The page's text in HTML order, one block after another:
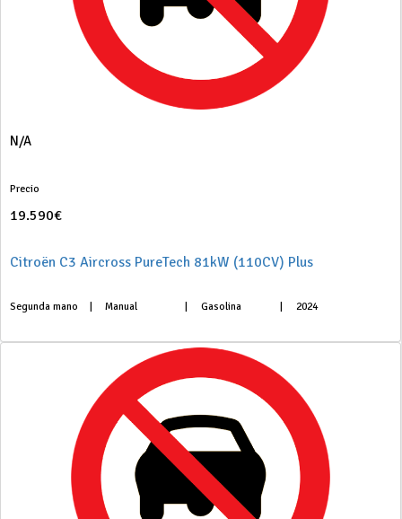
N/A
Precio
19.590€
Citroën C3 Aircross PureTech 81kW (110CV) Plus
Segunda mano Manual Gasolina 2024